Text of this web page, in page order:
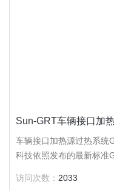
Sun-GRT车辆接口加
车辆接口加热源过热系统
科技依照发布的最新标准
求研发和生产。
访问次数： 2033